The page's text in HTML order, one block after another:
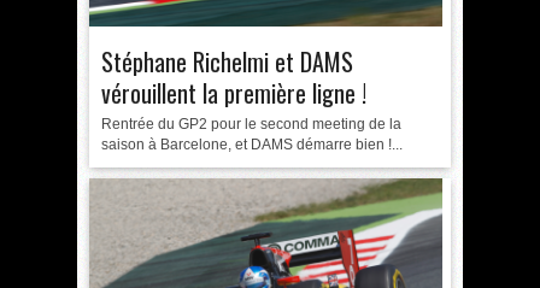
Stéphane Richelmi et DAMS
vérouillent la première ligne !
Rentrée du GP2 pour le second meeting de la
saison à Barcelone, et DAMS démarre bien !...